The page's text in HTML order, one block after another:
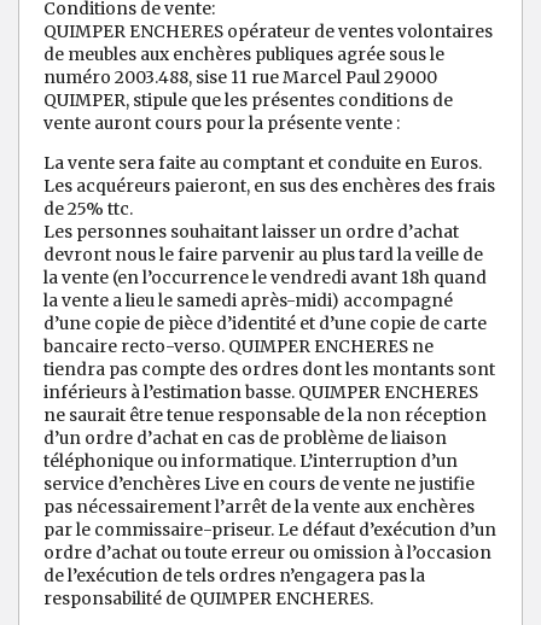
Conditions de vente:
QUIMPER ENCHERES opérateur de ventes volontaires
de meubles aux enchères publiques agrée sous le
numéro 2003.488, sise 11 rue Marcel Paul 29000
QUIMPER, stipule que les présentes conditions de
vente auront cours pour la présente vente :
La vente sera faite au comptant et conduite en Euros.
Les acquéreurs paieront, en sus des enchères des frais
de 25% ttc.
Les personnes souhaitant laisser un ordre d’achat
devront nous le faire parvenir au plus tard la veille de
la vente (en l’occurrence le vendredi avant 18h quand
la vente a lieu le samedi après-midi) accompagné
d’une copie de pièce d’identité et d’une copie de carte
bancaire recto-verso. QUIMPER ENCHERES ne
tiendra pas compte des ordres dont les montants sont
inférieurs à l’estimation basse. QUIMPER ENCHERES
ne saurait être tenue responsable de la non réception
d’un ordre d’achat en cas de problème de liaison
téléphonique ou informatique. L’interruption d’un
service d’enchères Live en cours de vente ne justifie
pas nécessairement l’arrêt de la vente aux enchères
par le commissaire-priseur. Le défaut d’exécution d’un
ordre d’achat ou toute erreur ou omission à l’occasion
de l’exécution de tels ordres n’engagera pas la
responsabilité de QUIMPER ENCHERES.